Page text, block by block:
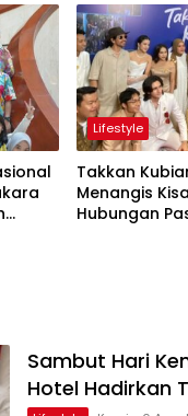
Pertemukan
Lifestyle
Takkan
Menangis
Hubungan
Sambut Hari
Hotel Hadirkan